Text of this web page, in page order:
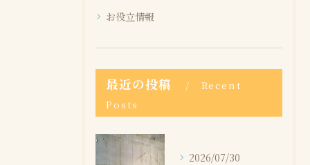
お役立情報
最近の投稿
Recent
Posts
2026/07/30